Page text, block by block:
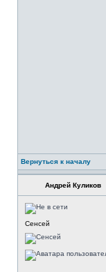
Вернуться к началу
Андрей Куликов
Сенсей